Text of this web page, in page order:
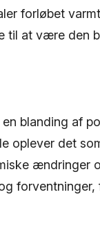
forløbet
til at være den
blanding af
oplever det
ændringer